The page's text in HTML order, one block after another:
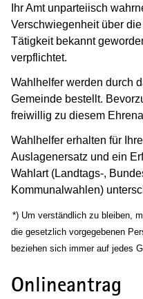
Ihr Amt unparteiisch
Verschwiegenheit über
Tätigkeit bekannt
verpflichtet.
Wahlhelfer werden durch
Gemeinde bestellt.
freiwillig zu diesem
Wahlhelfer erhalten für
Auslagenersatz und ein
Wahlart (Landtags-,
Kommunalwahlen)
(Wird in einem neuen
*) Um verständlich zu bleiben,
die gesetzlich vorgegebenen
beziehen sich immer auf jedes
Onlineantrag